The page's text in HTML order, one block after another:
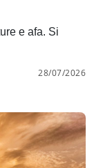
e afa. Si
28/07/2026